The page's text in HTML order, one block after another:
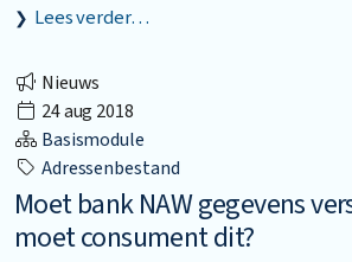
Lees verder…
Nieuws
24 aug 2018
Basismodule
Adressenbestand
Moet bank NAW gegevens
moet consument dit?